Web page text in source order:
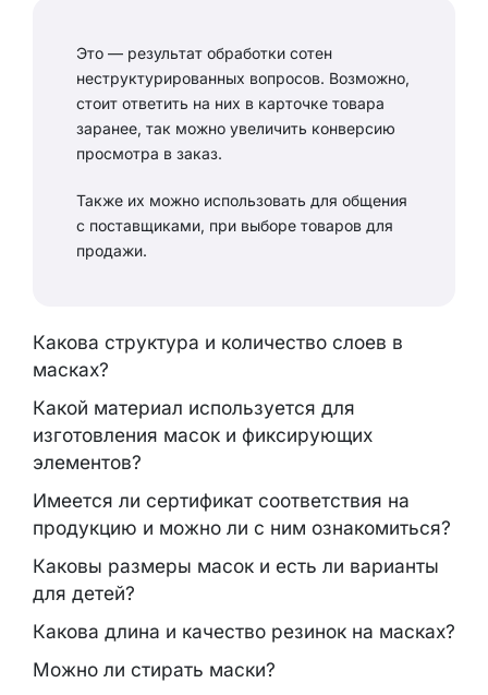
Это — результат обработки сотен
неструктурированных вопросов. Возможно,
стоит ответить на них в карточке товара
заранее, так можно увеличить конверсию
просмотра в заказ.
Также их можно использовать для общения
с поставщиками, при выборе товаров для
продажи.
Какова структура и количество слоев в
масках?
Какой материал используется для
изготовления масок и фиксирующих
элементов?
Имеется ли сертификат соответствия на
продукцию и можно ли с ним ознакомиться?
Каковы размеры масок и есть ли варианты
для детей?
Какова длина и качество резинок на масках?
Можно ли стирать маски?